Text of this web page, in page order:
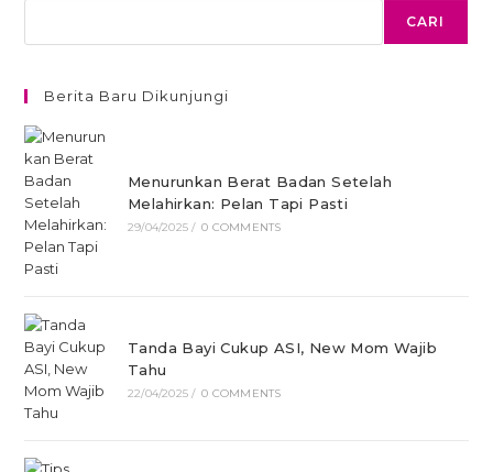
CARI
Berita Baru Dikunjungi
Menurunkan Berat Badan Setelah
Melahirkan: Pelan Tapi Pasti
29/04/2025 / 0 COMMENTS
Tanda Bayi Cukup ASI, New Mom Wajib
Tahu
22/04/2025 / 0 COMMENTS